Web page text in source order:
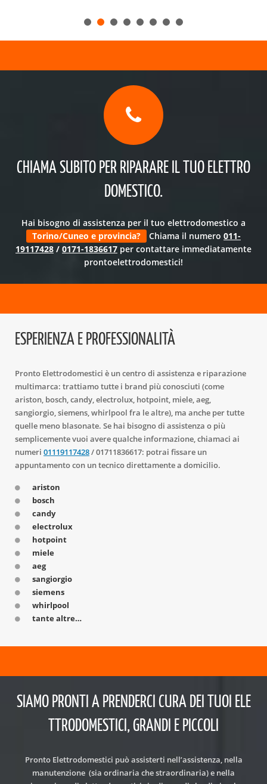
CHIAMA SUBITO PER RIPARARE IL TUO ELETTRO
DOMESTICO.
Hai bisogno di assistenza per il tuo elettrodomestico a
Torino/Cuneo e provincia?
Chiama il numero 011-
19117428 / 0171-1836617 per contattare immediatamente
prontoelettrodomestici!
ESPERIENZA E PROFESSIONALITÀ
Pronto Elettrodomestici è un centro di assistenza e riparazione
multimarca: trattiamo tutte i brand più conosciuti (come
ariston, bosch, candy, electrolux, hotpoint, miele, aeg,
sangiorgio, siemens, whirlpool fra le altre), ma anche per tutte
quelle meno blasonate. Se hai bisogno di assistenza o più
semplicemente vuoi avere qualche informazione, chiamaci ai
numeri 01119117428/ 01711836617: potrai fissare un
appuntamento con un tecnico direttamente a domicilio.
ariston
bosch
candy
electrolux
hotpoint
miele
aeg
sangiorgio
siemens
whirlpool
tante altre…
SIAMO PRONTI A PRENDERCI CURA DEI TUOI ELE
TTRODOMESTICI, GRANDI E PICCOLI
Pronto Elettrodomestici può assisterti nell’assistenza, nella
manutenzione (sia ordinaria che straordinaria) e nella